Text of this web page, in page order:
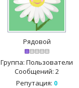
Рядовой
Группа: Пользователи
Сообщений: 2
Репутация: 0